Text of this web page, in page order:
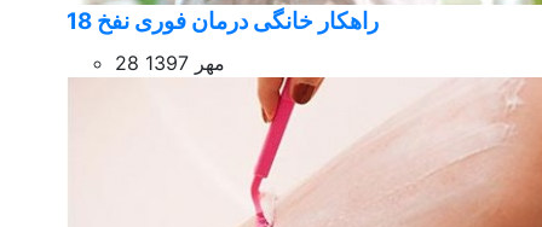
18 راهکار خانگی درمان فوری نفخ
28 مهر 1397